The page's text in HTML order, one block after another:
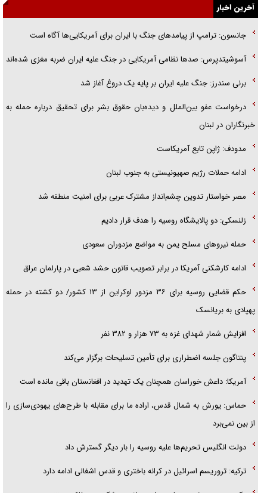
جزئیات شکنجه‌هایم فراتر از آن است که در بیان بگنجد!
گزارش «جوان» از قوانین سخت‌گیرانه ۶ قاره در برابر یورش به پاسگاه‌های
پلیس
تحلیل ابعاد پیام رهبر انقلاب به حزب‌الله/ مقاومت نقشه راه آینده غرب آسیا
آخرین اخبار
جانسون: ترامپ از پیامد‌های جنگ با ایران برای آمریکایی‌ها آگاه است
آسوشیتدپرس: صد‌ها نظامی آمریکایی در جنگ علیه ایران ضربه مغزی شده‌اند
برنی سندرز: جنگ علیه ایران بر پایه یک دروغ آغاز شد
درخواست عفو بین‌الملل و دیده‌بان حقوق بشر برای تحقیق درباره حمله به
خبرنگاران در لبنان
مدودف: ژاپن تابع آمریکاست
ادامه حملات رژیم صهیونیستی به جنوب لبنان
مصر خواستار تدوین چشم‌انداز مشترک عربی برای امنیت منطقه شد
زلنسکی: دو پالایشگاه روسیه را هدف قرار دادیم
حمله نیرو‌های مسلح یمن به مواضع مزدوران سعودی
ادامه کارشکنی آمریکا در برابر تصویب قانون حشد شعبی در پارلمان عراق
حکم قضایی روسیه برای ۳۶ مزدور اوکراین از ۱۳ کشور/ دو کشته در حمله
پهپادی به بریانسک
افزایش شمار شهدای غزه به ۷۳ هزار و ۳۸۲ نفر
پنتاگون جلسه اضطراری برای تأمین تسلیحات برگزار می‌کند
آمریکا: داعش خوراسان همچنان یک تهدید در افغانستان باقی مانده است
حماس: یورش به شمال قدس، اراده ما برای مقابله با طرح‌های یهودی‌سازی را
از بین نمی‌برد
دولت انگلیس تحریم‌ها علیه روسیه را بار دیگر گسترش داد
ترکیه: تروریسم اسرائیل در کرانه باختری و قدس اشغالی ادامه دارد